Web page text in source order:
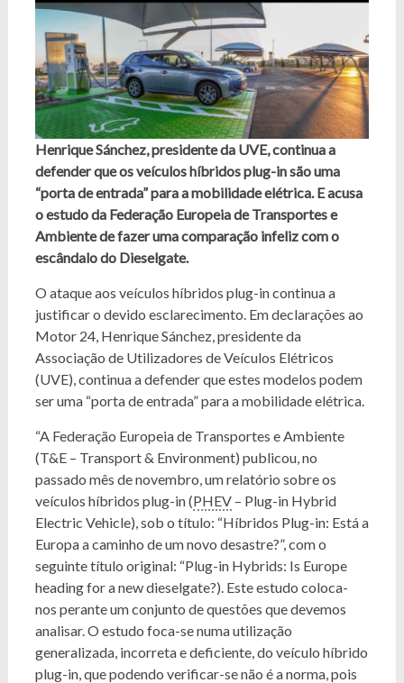
Henrique Sánchez, presidente da UVE, continua a
defender que os veículos híbridos plug-in são uma
“porta de entrada” para a mobilidade elétrica. E acusa
o estudo da Federação Europeia de Transportes e
Ambiente de fazer uma comparação infeliz com o
escândalo do Dieselgate.
O ataque aos veículos híbridos plug-in continua a
justificar o devido esclarecimento. Em declarações ao
Motor 24, Henrique Sánchez, presidente da
Associação de Utilizadores de Veículos Elétricos
(UVE), continua a defender que estes modelos podem
ser uma “porta de entrada” para a mobilidade elétrica.
“A Federação Europeia de Transportes e Ambiente
(T&E – Transport & Environment) publicou, no
passado mês de novembro, um relatório sobre os
veículos híbridos plug-in (PHEV– Plug-in Hybrid
Electric Vehicle), sob o título: “Híbridos Plug-in: Está a
Europa a caminho de um novo desastre?”, com o
seguinte título original: “Plug-in Hybrids: Is Europe
heading for a new dieselgate?). Este estudo coloca-
nos perante um conjunto de questões que devemos
analisar. O estudo foca-se numa utilização
generalizada, incorreta e deficiente, do veículo híbrido
plug-in, que podendo verificar-se não é a norma, pois